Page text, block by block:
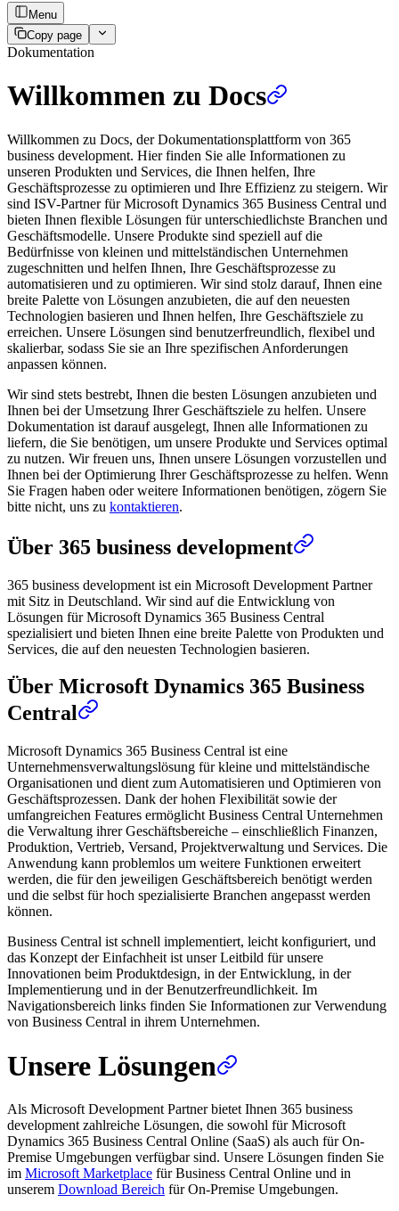
Menu
Copy page
Dokumentation
Willkommen zu Docs
Willkommen zu Docs, der Dokumentationsplattform von 365
business development. Hier finden Sie alle Informationen zu
unseren Produkten und Services, die Ihnen helfen, Ihre
Geschäftsprozesse zu optimieren und Ihre Effizienz zu steigern. Wir
sind ISV-Partner für Microsoft Dynamics 365 Business Central und
bieten Ihnen flexible Lösungen für unterschiedlichste Branchen und
Geschäftsmodelle. Unsere Produkte sind speziell auf die
Bedürfnisse von kleinen und mittelständischen Unternehmen
zugeschnitten und helfen Ihnen, Ihre Geschäftsprozesse zu
automatisieren und zu optimieren. Wir sind stolz darauf, Ihnen eine
breite Palette von Lösungen anzubieten, die auf den neuesten
Technologien basieren und Ihnen helfen, Ihre Geschäftsziele zu
erreichen. Unsere Lösungen sind benutzerfreundlich, flexibel und
skalierbar, sodass Sie sie an Ihre spezifischen Anforderungen
anpassen können.
Wir sind stets bestrebt, Ihnen die besten Lösungen anzubieten und
Ihnen bei der Umsetzung Ihrer Geschäftsziele zu helfen. Unsere
Dokumentation ist darauf ausgelegt, Ihnen alle Informationen zu
liefern, die Sie benötigen, um unsere Produkte und Services optimal
zu nutzen. Wir freuen uns, Ihnen unsere Lösungen vorzustellen und
Ihnen bei der Optimierung Ihrer Geschäftsprozesse zu helfen. Wenn
Sie Fragen haben oder weitere Informationen benötigen, zögern Sie
bitte nicht, uns zu kontaktieren.
Über 365 business development
365 business development ist ein Microsoft Development Partner
mit Sitz in Deutschland. Wir sind auf die Entwicklung von
Lösungen für Microsoft Dynamics 365 Business Central
spezialisiert und bieten Ihnen eine breite Palette von Produkten und
Services, die auf den neuesten Technologien basieren.
Über Microsoft Dynamics 365 Business
Central
Microsoft Dynamics 365 Business Central ist eine
Unternehmensverwaltungslösung für kleine und mittelständische
Organisationen und dient zum Automatisieren und Optimieren von
Geschäftsprozessen. Dank der hohen Flexibilität sowie der
umfangreichen Features ermöglicht Business Central Unternehmen
die Verwaltung ihrer Geschäftsbereiche – einschließlich Finanzen,
Produktion, Vertrieb, Versand, Projektverwaltung und Services. Die
Anwendung kann problemlos um weitere Funktionen erweitert
werden, die für den jeweiligen Geschäftsbereich benötigt werden
und die selbst für hoch spezialisierte Branchen angepasst werden
können.
Business Central ist schnell implementiert, leicht konfiguriert, und
das Konzept der Einfachheit ist unser Leitbild für unsere
Innovationen beim Produktdesign, in der Entwicklung, in der
Implementierung und in der Benutzerfreundlichkeit. Im
Navigationsbereich links finden Sie Informationen zur Verwendung
von Business Central in ihrem Unternehmen.
Unsere Lösungen
Als Microsoft Development Partner bietet Ihnen 365 business
development zahlreiche Lösungen, die sowohl für Microsoft
Dynamics 365 Business Central Online (SaaS) als auch für On-
Premise Umgebungen verfügbar sind. Unsere Lösungen finden Sie
im Microsoft Marketplace für Business Central Online und in
unserem Download Bereich für On-Premise Umgebungen.